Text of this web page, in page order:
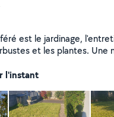
est le jardinage,
et les plantes. Une
tonte de
devis selon type
l'instant